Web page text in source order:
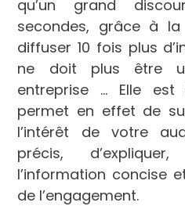
qu’un grand
secondes, grâce à
diffuser 10 fois plus
ne doit plus être
entreprise … Elle est
permet en effet de
l’intérêt de votre
précis,
l’information concise
de l’engagement.